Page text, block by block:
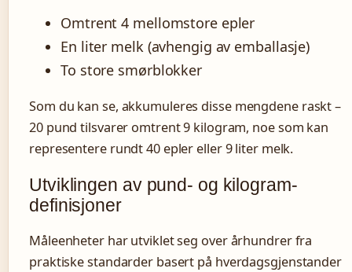
Omtrent 4 mellomstore epler
En liter melk (avhengig av emballasje)
To store smørblokker
Som du kan se, akkumuleres disse mengdene raskt –
20 pund tilsvarer omtrent 9 kilogram, noe som kan
representere rundt 40 epler eller 9 liter melk.
Utviklingen av pund- og kilogram-
definisjoner
Måleenheter har utviklet seg over århundrer fra
praktiske standarder basert på hverdagsgjenstander